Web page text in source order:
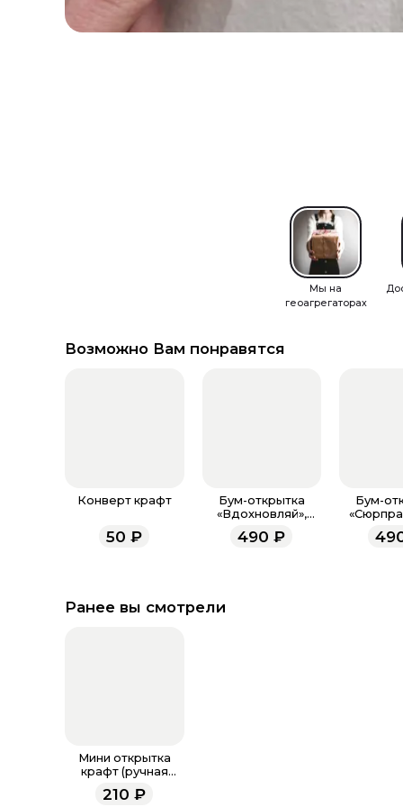
Мы на
геоагрегаторах
Возможно Вам понравятся
Конверт крафт
50 ₽
Бум-открытка
«Вдохновляй»,
490 ₽
Бум-
Ранее вы смотрели
Мини открытка
крафт (ручная
работа) 30
Революционная
210 ₽